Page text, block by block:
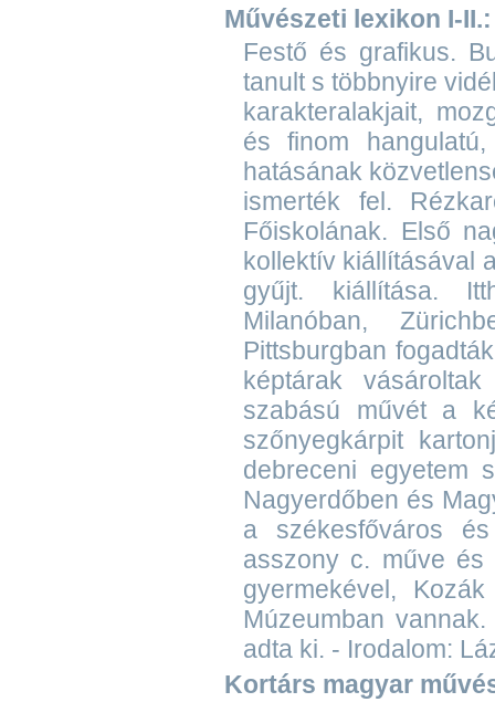
Művészeti lexikon I-II.:
Festő és grafikus.
tanult s többnyire
karakteralakjait,
és finom
hatásának
ismerték fel.
Főiskolának. Első
kollektív kiállításával
gyűjt. kiállítása.
Milanóban,
Pittsburgban
képtárak
szabású művét a
szőnyegkárpit
debreceni egyetem
Nagyerdőben és
a székesfőváros
asszony c. műve és
gyermekével,
Múzeumban
adta ki. - Irodalom:
Kortárs magyar